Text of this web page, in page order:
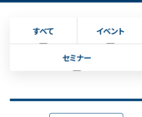
すべて イベント
セミナー